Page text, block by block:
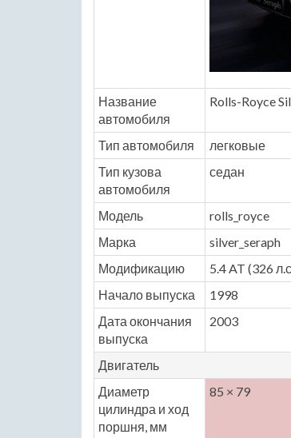
Название
автомобиля
Rolls-Royce
Тип автомобиля легковые
Тип кузова
автомобиля
седан
Модель rolls_royce
Марка
silver_seraph
Модификацию
5.4 AT (326
Начало выпуска
1998
Дата окончания
выпуска
2003
Двигатель
Диаметр
цилиндра и ход
поршня, мм
85 × 79